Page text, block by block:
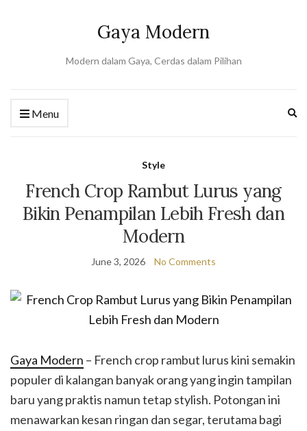
Gaya Modern
Modern dalam Gaya, Cerdas dalam Pilihan
Menu
Style
French Crop Rambut Lurus yang
Bikin Penampilan Lebih Fresh dan
Modern
June 3, 2026 No Comments
Gaya Modern – French crop rambut lurus kini semakin
populer di kalangan banyak orang yang ingin tampilan
baru yang praktis namun tetap stylish. Potongan ini
menawarkan kesan ringan dan segar, terutama bagi